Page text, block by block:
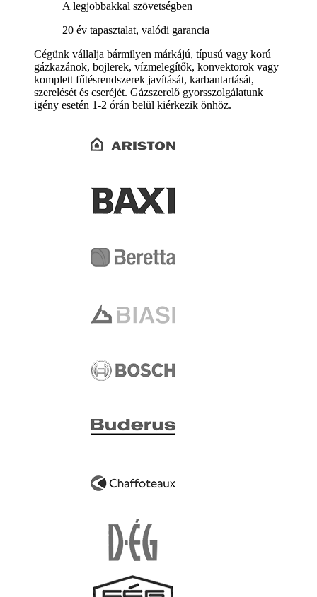
A legjobbakkal szövetségben
20 év tapasztalat, valódi garancia
Cégünk vállalja bármilyen márkájú, típusú vagy korú
gázkazánok, bojlerek, vízmelegítők, konvektorok vagy
komplett fűtésrendszerek javítását, karbantartását,
szerelését és cseréjét. Gázszerelő gyorsszolgálatunk
igény esetén 1-2 órán belül kiérkezik önhöz.